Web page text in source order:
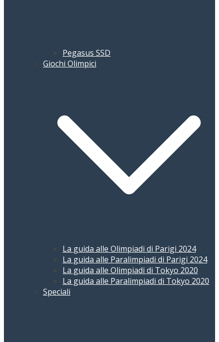
Pegasus SSD
Giochi Olimpici
La guida alle Olimpiadi di Parigi 2024
La guida alle Paralimpiadi di Parigi 2024
La guida alle Olimpiadi di Tokyo 2020
La guida alle Paralimpiadi di Tokyo 2020
Speciali